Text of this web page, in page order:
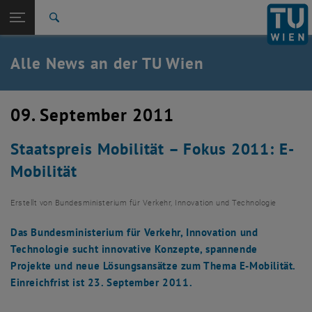
TU Login
Quicklinks
Quicklinks-Menü umschalten
Studium
Karriere
Zurück: Subseiten von TU Wien Startseite auflisten
Zurück zur letzten Ebene:
TU Wien Startseite
Übersicht
Alle News an der TU Wien
09. September 2011
Staatspreis Mobilität – Fokus 2011: E-
Mobilität
Erstellt von Bundesministerium für Verkehr, Innovation und Technologie
Das Bundesministerium für Verkehr, Innovation und
Technologie sucht innovative Konzepte, spannende
Projekte und neue Lösungsansätze zum Thema E-Mobilität.
Einreichfrist ist 23. September 2011.